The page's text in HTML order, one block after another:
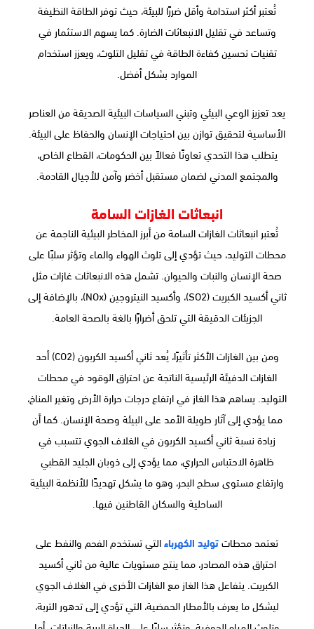
تُعتبر أكثر استدامة وأقل ضررًا للبيئة، حيث توفر الطاقة النظيفة
وتساعد في تقليل الانبعاثات الضارة. كما يسهم الاستثمار في
تقنيات تحسين كفاءة الطاقة في تقليل التلوث، ويعزز استخدام
الموارد بشكل أفضل.
يعد تعزيز الوعي البيئي وتبني السياسات البيئية الصديقة من العناصر
الأساسية لتحقيق توازن بين احتياجات الإنسان والحفاظ على البيئة.
يتطلب هذا التحدي تعاونًا فعالاً بين الحكومات، القطاع الخاص،
والمجتمع المدني لضمان مستقبل أخضر وآمن للأجيال القادمة.
انبعاثات الغازات السامة
تُعتبر انبعاثات الغازات السامة من أبرز المخاطر البيئية الناجمة عن
محطات التوليد، حيث تؤدي إلى تلوث الهواء والماء وتؤثر سلبًا على
صحة الإنسان والنبات والحيوان. تشمل هذه الانبعاثات غازات مثل
ثاني أكسيد الكبريت (SO2)، وأكسيد النيتروجين (NOx)، بالإضافة إلى
الجزيئات الدقيقة التي تلحق أضرارًا بالغة بالصحة العامة.
ومن بين الغازات الأكثر تأثيرًا، يُعد ثاني أكسيد الكربون (CO2) أحد
الغازات الدفيئة الرئيسية الناتجة عن احتراق الوقود في محطات
التوليد. يساهم هذا الغاز في ارتفاع درجات حرارة الأرض وتغير المناخ،
مما يؤدي إلى آثار طويلة الأمد على البيئة وصحة الإنسان. كما أن
زيادة نسبة ثاني أكسيد الكربون في الغلاف الجوي تتسبب في
ظاهرة الاحتباس الحراري، مما يؤدي إلى ذوبان الجليد القطبي
وارتفاع مستوى سطح البحر، وهو ما يشكل تهديدًا للأنظمة البيئية
الساحلية والسكان القاطنين فيها.
تعتمد محطاتتوليد الكهرباءالتي تستخدم الفحم والنفط على
احتراق هذه المصادر، مما ينتج مستويات عالية من ثاني أكسيد
الكبريت. يتفاعل هذا الغاز مع الغازات الأخرى في الغلاف الجوي
ليشكل ما يعرف بالأمطار الحمضية، التي تؤدي إلى تدهور التربة،